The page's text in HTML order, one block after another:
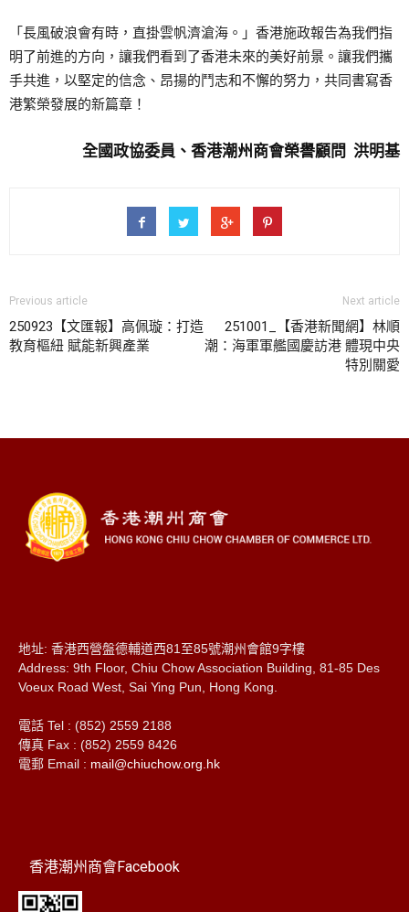
「長風破浪會有時，直掛雲帆濟滄海。」香港施政報告為我們指
明了前進的方向，讓我們看到了香港未來的美好前景。讓我們攜
手共進，以堅定的信念、昂揚的鬥志和不懈的努力，共同書寫香
港繁榮發展的新篇章！
全國政協委員、香港潮州商會榮譽顧問 洪明基
Previous article
250923【文匯報】高佩璇：打造
教育樞紐 賦能新興產業
Next article
251001_【香港新聞網】林順
潮：海軍軍艦國慶訪港 體現中央
特別關愛
地址: 香港西營盤德輔道西81至85號潮州會館9字樓
Address: 9th Floor, Chiu Chow Association Building, 81-85 Des
Voeux Road West, Sai Ying Pun, Hong Kong.
電話 Tel : (852) 2559 2188
傳真 Fax : (852) 2559 8426
電郵 Email : mail@chiuchow.org.hk
香港潮州商會Facebook